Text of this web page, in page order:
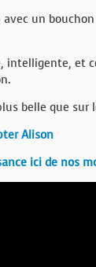
avec un
intelligente, et
belle que sur
Alison
ici de nos